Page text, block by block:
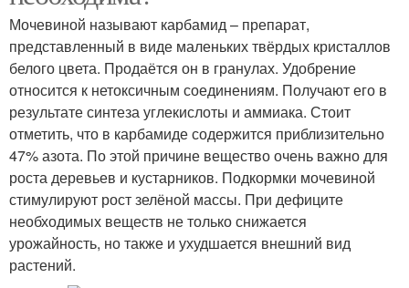
Мочевиной называют карбамид – препарат,
представленный в виде маленьких твёрдых кристаллов
белого цвета. Продаётся он в гранулах. Удобрение
относится к нетоксичным соединениям. Получают его в
результате синтеза углекислоты и аммиака. Стоит
отметить, что в карбамиде содержится приблизительно
47% азота. По этой причине вещество очень важно для
роста деревьев и кустарников. Подкормки мочевиной
стимулируют рост зелёной массы. При дефиците
необходимых веществ не только снижается
урожайность, но также и ухудшается внешний вид
растений.